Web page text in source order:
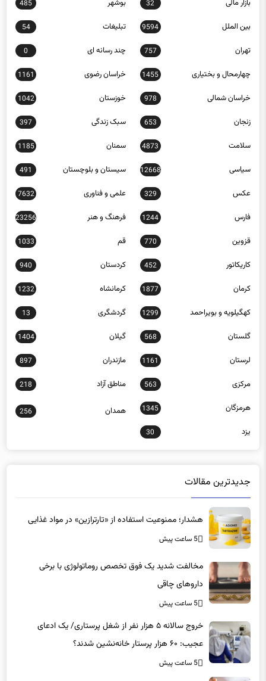
بین الملل 9594 تبلیغات 54
تهران 757 چند رسانه ای 0
چهارمحال و بختیاری 1455 خراسان رضوی 1161
خراسان شمالی 978 خوزستان 1042
زنجان 653 سبک زندگی 397
سلامت 4873 سمنان 1185
سیاسی 12668 سیستان و بلوچستان 491
عکس 329 علمی و فناوری 7632
فارس 1244 فرهنگ و هنر 23256
قزوین 770 قم 1033
کاریکاتور 452 کردستان 940
کرمان 1877 کرمانشاه 1232
کهگیلویه و بویراحمد 1299 گردشگری 13
گلستان 568 گیلان 1404
لرستان 1161 مازندران 897
مرکزی 563 مناطق آزاد 218
هرمزگان 1345
256
یزد 30
هشدار؛ ممنوعیت استفاده از «تارترازین» در مواد غذایی
5 ساعت پیش
داروهای چاقی
5 ساعت پیش
عجیب: ۶۰ هزار پرستار خانه‌نشین شدند؟
5 ساعت پیش